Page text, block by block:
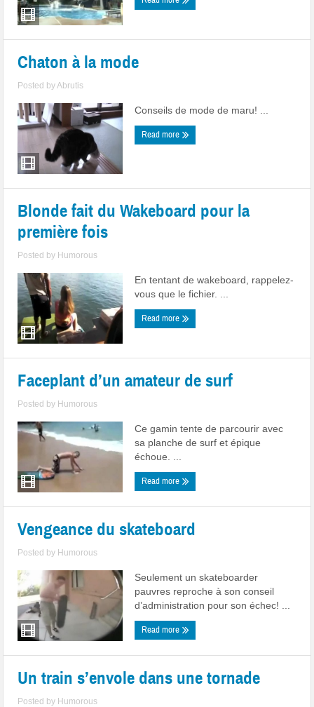
Chaton à la mode
Posted byAbrutis
Conseils de mode de maru! ...
Read more
Blonde fait du Wakeboard pour la
première fois
Posted by Humorous
En tentant de wakeboard, rappelez-
vous que le fichier. ...
Read more
Faceplant d’un amateur de surf
Posted by Humorous
Ce gamin tente de parcourir avec
sa planche de surf et épique
échoue. ...
Read more
Vengeance du skateboard
Posted by Humorous
Seulement un skateboarder
pauvres reproche à son conseil
d’administration pour son échec! ...
Read more
Un train s’envole dans une tornade
Posted by Humorous